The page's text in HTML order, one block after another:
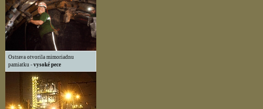
Ostrava otvorila mimoriadnu
pamiatku - vysoké pece